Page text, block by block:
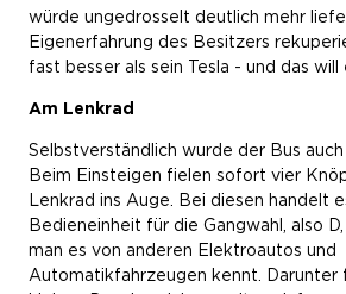
würde ungedrosselt deutlich mehr
Eigenerfahrung des Besitzers
fast besser als sein Tesla - und das
Am Lenkrad
Selbstverständlich wurde der Bus
Beim Einsteigen fielen sofort vier
Lenkrad ins Auge. Bei diesen handelt
Bedieneinheit für die Gangwahl, also
man es von anderen Elektroautos und
Automatikfahrzeugen kennt. Darunter